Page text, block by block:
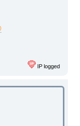
IP logged